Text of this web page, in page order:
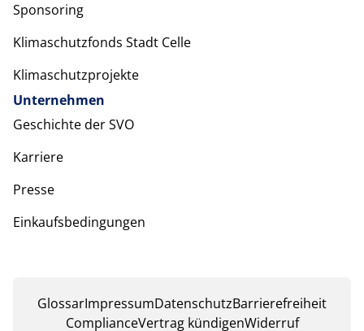
Sponsoring
Klimaschutzfonds Stadt Celle
Klimaschutzprojekte
Unternehmen
Geschichte der SVO
Karriere
Presse
Einkaufsbedingungen
GlossarImpressumDatenschutzBarrierefreiheit
ComplianceVertrag kündigenWiderruf